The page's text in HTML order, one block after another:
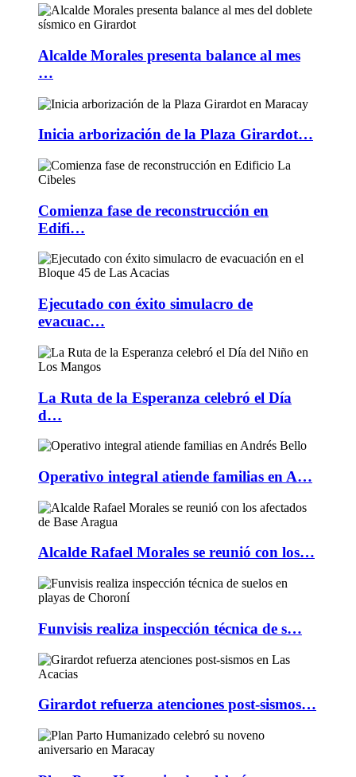
Alcalde Morales presenta balance al mes
…
Inicia arborización de la Plaza Girardot…
Comienza fase de reconstrucción en
Edifi…
Ejecutado con éxito simulacro de
evacuac…
La Ruta de la Esperanza celebró el Día
d…
Operativo integral atiende familias en A…
Alcalde Rafael Morales se reunió con los…
Funvisis realiza inspección técnica de s…
Girardot refuerza atenciones post-sismos…